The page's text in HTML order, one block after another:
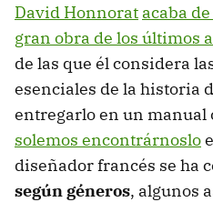
David Honnorat acaba
gran obra de los últimos
de las que él considera
esenciales de la historia
entregarlo en un manual
solemos encontrárnoslo
diseñador francés se ha
según géneros, algunos